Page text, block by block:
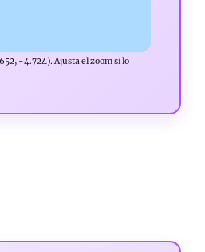
-4.724). Ajusta el zoom si lo